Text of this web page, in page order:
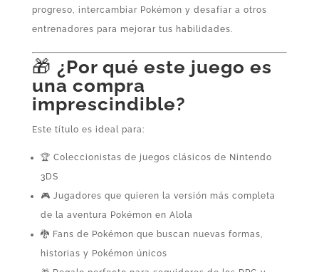
progreso, intercambiar Pokémon y desafiar a otros
entrenadores para mejorar tus habilidades.
🎁 ¿Por qué este juego es
una compra
imprescindible?
Este título es ideal para:
🏆 Coleccionistas de juegos clásicos de Nintendo
3DS
🎮 Jugadores que quieren la versión más completa
de la aventura Pokémon en Alola
🐉 Fans de Pokémon que buscan nuevas formas,
historias y Pokémon únicos